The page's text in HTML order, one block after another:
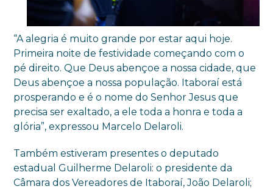
“A alegria é muito grande por estar aqui hoje.
Primeira noite de festividade começando com o
pé direito. Que Deus abençoe a nossa cidade, que
Deus abençoe a nossa população. Itaboraí está
prosperando e é o nome do Senhor Jesus que
precisa ser exaltado, a ele toda a honra e toda a
glória”, expressou Marcelo Delaroli.
Também estiveram presentes o deputado
estadual Guilherme Delaroli: o presidente da
Câmara dos Vereadores de Itaboraí, João Delaroli;